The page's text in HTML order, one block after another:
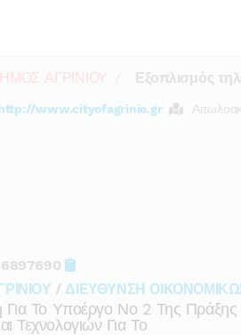
ΑΓΡΙΝΙΟΥ Εξοπλισμός
www.cityofagrinio.gr
/ ΔΙΕΥΘΥΝΣΗ
Για Το Υποέργο Νο 2 Της
Τεχνολογιών Για Το